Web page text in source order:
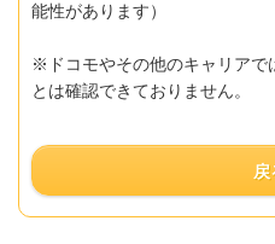
能性があります）
※ドコモやその他のキャリアで
とは確認できておりません。
戻